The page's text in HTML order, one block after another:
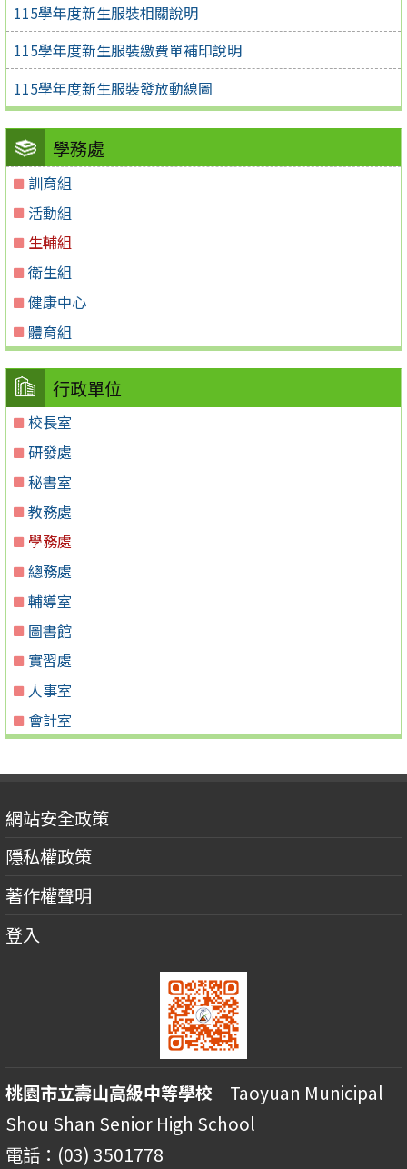
115學年度新生服裝相關說明
115學年度新生服裝繳費單補印說明
115學年度新生服裝發放動線圖
學務處
訓育組
活動組
生輔組
衛生組
健康中心
體育組
行政單位
校長室
研發處
秘書室
教務處
學務處
總務處
輔導室
圖書館
實習處
人事室
會計室
網站安全政策
隱私權政策
著作權聲明
登入
桃園市立壽山高級中等學校 Taoyuan Municipal
Shou Shan Senior High School
電話：(03) 3501778